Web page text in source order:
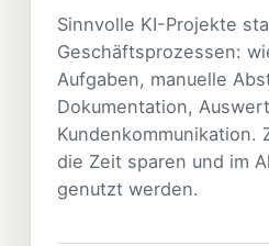
Sinnvolle KI-Projekte
Geschäftsprozessen:
Aufgaben, manuelle
Dokumentation,
Kundenkommunikation.
die Zeit sparen und im
genutzt werden.